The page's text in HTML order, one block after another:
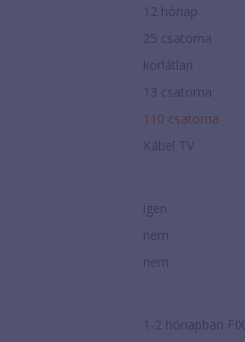
12 hónap
25 csatorna
korlátlan
13 csatorna
110 csatorna
Kábel TV
igen
nem
nem
1-2 hónapban